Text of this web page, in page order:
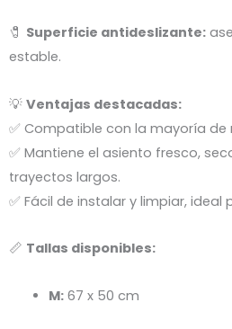
🧷 Superficie antideslizante:
estable.
💡 Ventajas destacadas:
✅ Compatible con la mayoría
✅ Mantiene el asiento fresco,
trayectos largos.
✅ Fácil de instalar y limpiar, ideal
📏 Tallas disponibles:
M:67 x 50 cm